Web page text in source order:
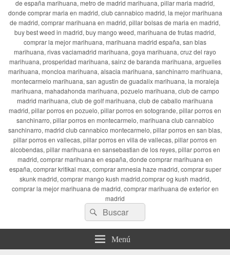
de españa marihuana, metro de madrid marihuana, pillar maria madrid,
donde comprar maria en madrid, club cannabico madrid, la mejor marihuana
de madrid, comprar marihuana en madrid, pillar bolsas de maria en madrid,
buy best weed in madrid, buy mango weed, marihuana de frutas madrid,
comprar la mejor marihuana, marihuana madrid españa, san blas
marihuana, rivas vaciamadrid marihuana, goya marihuana, cruz del rayo
marihuana, prosperidad marihuana, sainz de baranda marihuana, arguelles
marihuana, moncloa marihuana, alsacia marihuana, sanchinarro marihuana,
montecarmelo marihuana, san agustin de guadalix marihuana, la moraleja
marihuana, mahadahonda marihuana, pozuelo marihuana, club de campo
madrid marihuana, club de golf marihuana, club de caballo marihuana
madrid, pillar porros en pozuelo, pillar porros en sotogrande, pillar porros en
sanchinarro, pillar porros en montecarmelo, marihuana club cannabico
sanchinarro, madrid club cannabico montecarmelo, pillar porros en san blas,
pillar porros en vallecas, pillar porros en villa de vallecas, pillar porros en
alcobendas, pillar marihuana en sansebastian de los reyes, pillar porros en
madrid, comprar marihuana en españa, donde comprar marihuana en
españa, comprar kritikal max, comprar amnesia haze madrid, comprar super
skunk madrid, comprar mango kush madrid,comprar og kush madrid,
comprar la mejor marihuana de madrid, comprar marihuana de exterior en
madrid
Buscar
por:
Buscar
Menú